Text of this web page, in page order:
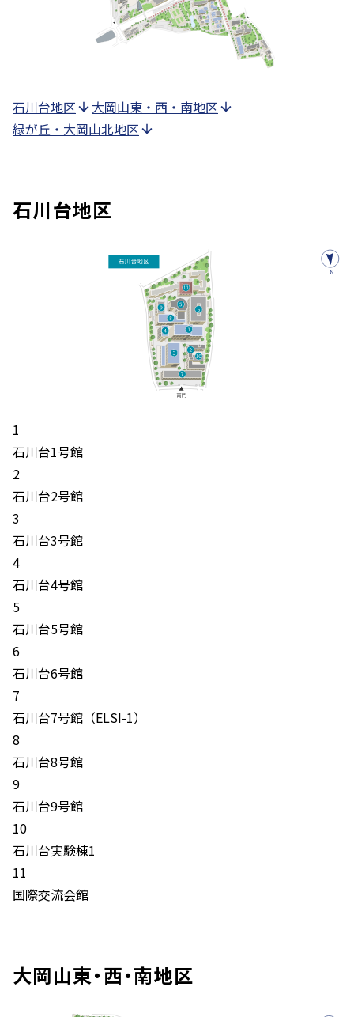
石川台地区
大岡山東・西・南地区
緑が丘・大岡山北地区
石川台地区
1
石川台1号館
2
石川台2号館
3
石川台3号館
4
石川台4号館
5
石川台5号館
6
石川台6号館
7
石川台7号館（ELSI-1）
8
石川台8号館
9
石川台9号館
10
石川台実験棟1
11
国際交流会館
大岡山東・西・南地区